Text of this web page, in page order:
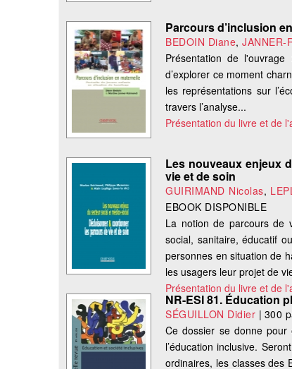
Parcours d’inclusion
BEDOIN Diane,JANNER-
Présentation de
d’explorer ce moment
les représentations sur
travers l’analyse...
Présentation du livre et de
Les nouveaux enjeux
vie et de soin
GUIRIMAND Nicolas,
EBOOK DISPONIBLE
La notion de parcours de
social, sanitaire, éducatif
personnes en situation de
les usagers leur projet de
Présentation du livre et de
NR-ESI 81. Éducation
SÉGUILLON Didier | 300
Ce dossier se donne
l’éducation inclusive.
ordinaires, les classes des